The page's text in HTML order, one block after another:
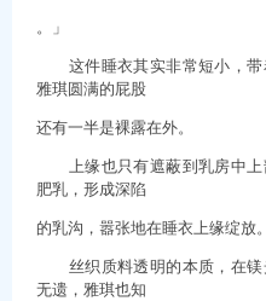
。」
这件睡衣其实非常短小，带
雅琪圆满的屁股
还有一半是裸露在外。
上缘也只有遮蔽到乳房中上
肥乳，形成深陷
的乳沟，嚣张地在睡衣上缘绽放。
丝织质料透明的本质，在镁
无遗，雅琪也知